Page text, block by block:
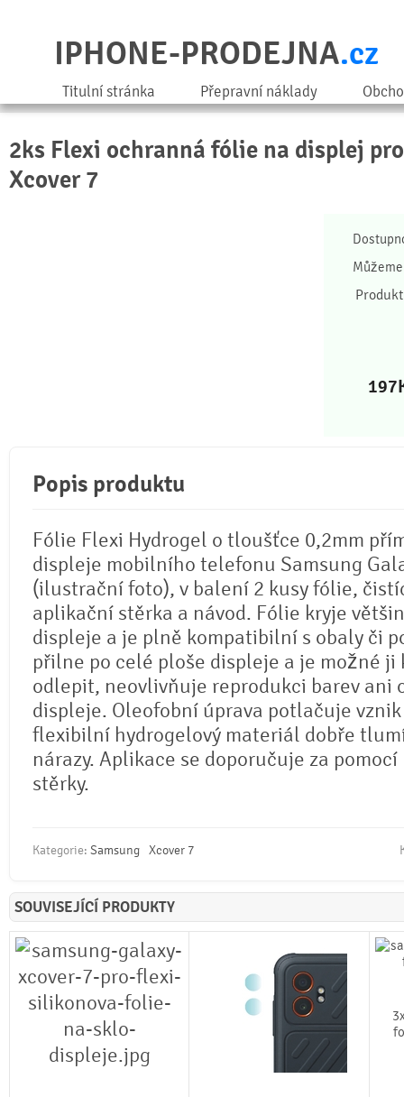
IPHONE-PRODEJNA.cz
Titulní stránka Přepravní náklady
2ks Flexi ochranná fólie na displej
Xcover 7
197
Popis produktu
Fólie Flexi Hydrogel o tloušťce 0,2mm
displeje mobilního telefonu Samsung
(ilustrační foto), v balení 2 kusy fólie,
aplikační stěrka a návod. Fólie kryje
displeje a je plně kompatibilní s obaly či
přilne po celé ploše displeje a je možné ji
odlepit, neovlivňuje reprodukci barev ani
displeje. Oleofobní úprava potlačuje
flexibilní hydrogelový materiál dobře
nárazy. Aplikace se doporučuje za
stěrky.
Kategorie: Samsung Xcover 7
SOUVISEJÍCÍ PRODUKTY